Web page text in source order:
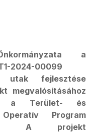
a
2024-00099
utak fejlesztése
megvalósításához
a Terület- és
Program
A projekt